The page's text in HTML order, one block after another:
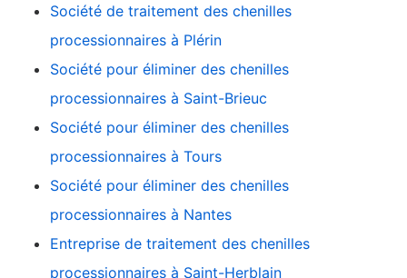
Société de traitement des chenilles
processionnaires à Plérin
Société pour éliminer des chenilles
processionnaires à Saint-Brieuc
Société pour éliminer des chenilles
processionnaires à Tours
Société pour éliminer des chenilles
processionnaires à Nantes
Entreprise de traitement des chenilles
processionnaires à Saint-Herblain